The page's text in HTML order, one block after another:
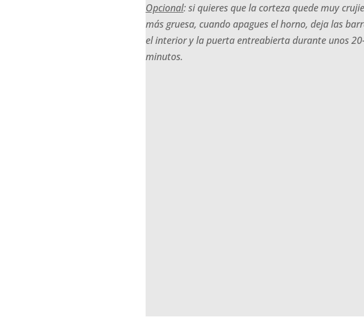
Opcional: si quieres que la corteza quede muy
más gruesa, cuando apagues el horno, deja las
el interior y la puerta entreabierta durante unos
minutos.